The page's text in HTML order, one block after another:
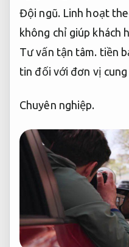
Đội ngũ. Linh hoạt
không chỉ giúp khách
Tư vấn tận tâm. tiền
tin đối với đơn vị cung
Chuyên nghiệp.